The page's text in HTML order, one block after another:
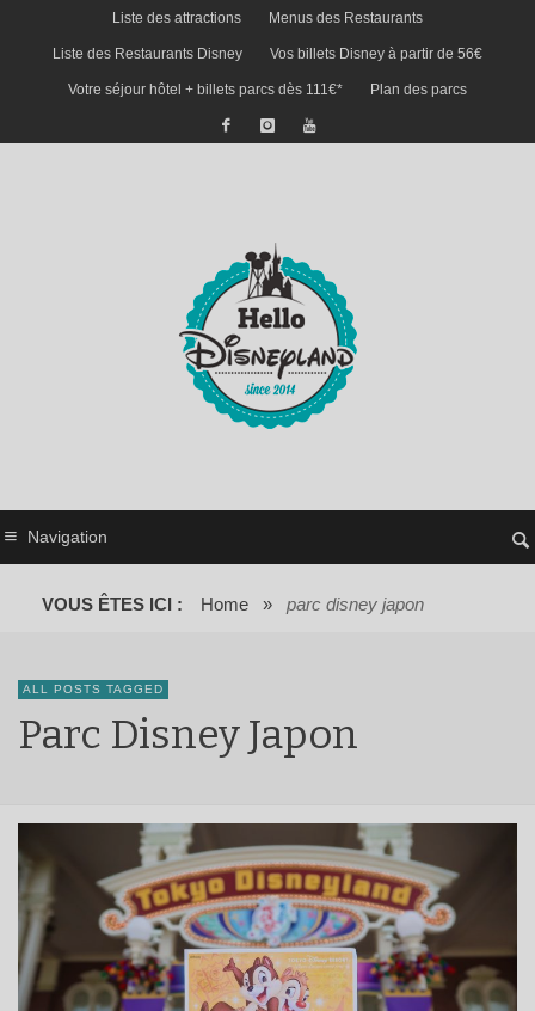
Liste des attractions Menus des Restaurants
Liste des Restaurants Disney Vos billets Disney à partir de 56€
Votre séjour hôtel + billets parcs dès 111€* Plan des parcs
Navigation
VOUS ÊTES ICI : Home » parc disney japon
ALL POSTS TAGGED
Parc Disney Japon